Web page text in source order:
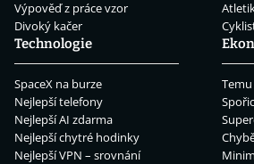
Výpověď z práce vzor
Divoký kačer
Technologie
SpaceX na burze
Nejlepší telefony
Nejlepší AI zdarma
Nejlepší chytré hodinky
Nejlepší VPN – srovnání
Temu